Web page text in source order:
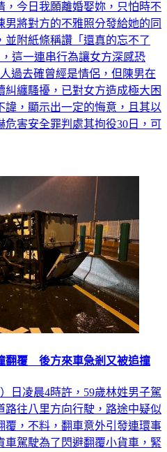
，今日我願離婚娶妳，只怕時不
將對方的不雅照分發給她的同
附紙條稱讚「還真的忘不了
這一連串行為讓女方深感恐
過去確曾經是情侶，但陳男在
纏騷擾，已對女方造成極大困
，顯示出一定的悔意，且其以
害安全罪判處其拘役30日，可
翻覆 後方來車急剎又被追撞
日凌晨4時許，59歲林姓男子駕
路往八里方向行駛，路途中疑似
覆，不料，翻車意外引發連環事
駕駛為了閃避翻覆小貨車，緊